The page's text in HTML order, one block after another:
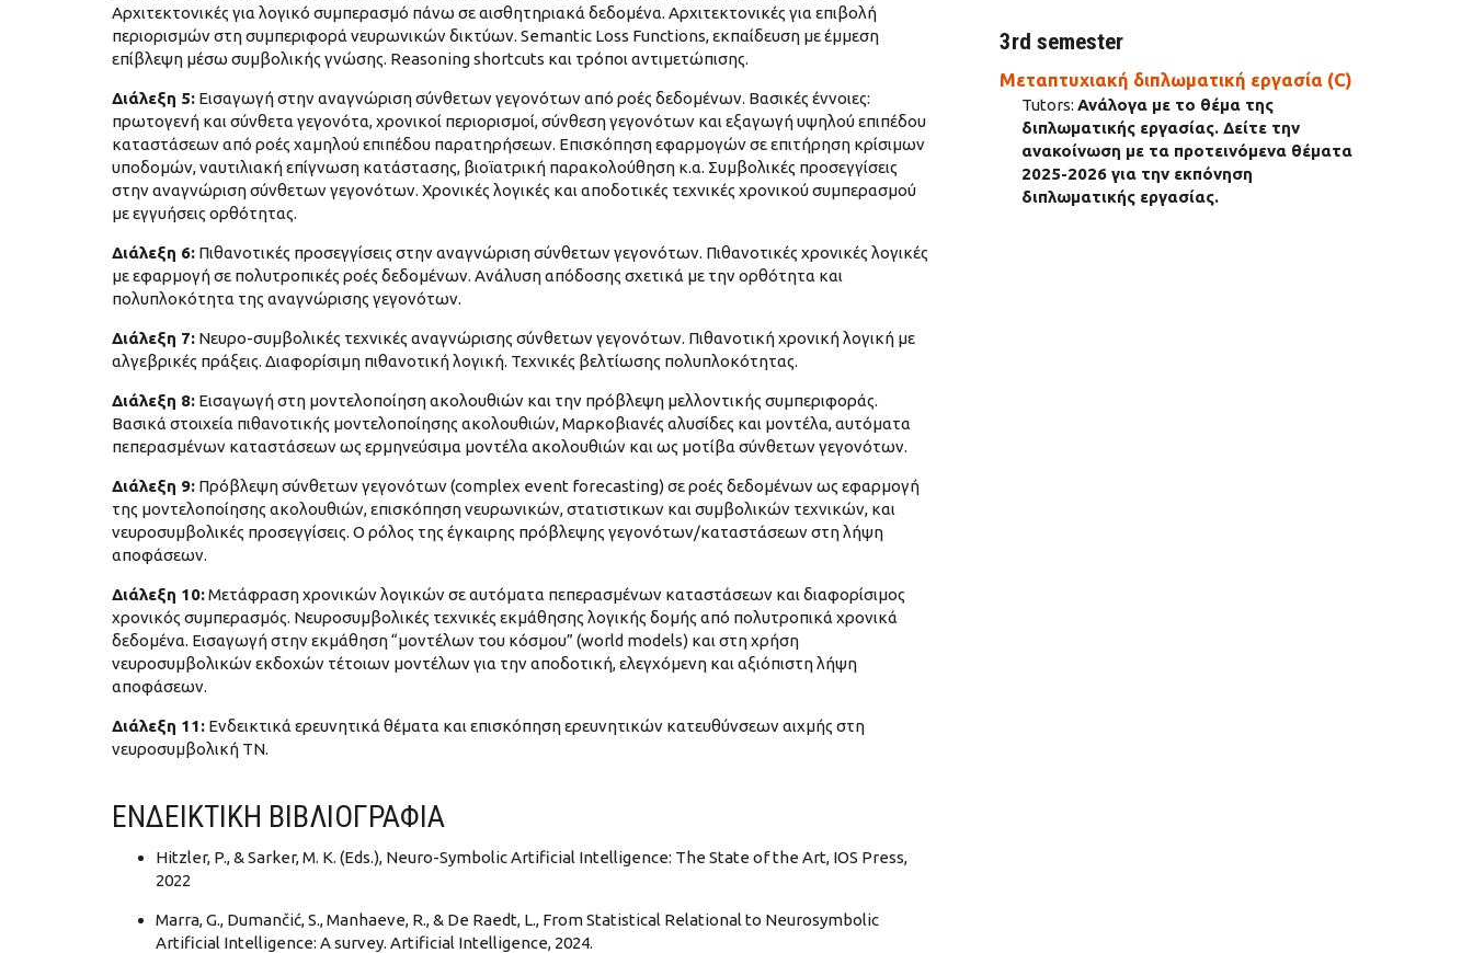
Αρχιτεκτονικές για λογικό συμπερασμό πάνω σε αισθητηριακά δεδομένα. Αρχιτεκτονικές για επιβολή
περιορισμών στη συμπεριφορά νευρωνικών δικτύων. Semantic Loss Functions, εκπαίδευση με έμμεση
επίβλεψη μέσω συμβολικής γνώσης. Reasoning shortcuts και τρόποι αντιμετώπισης.
Διάλεξη 5: Εισαγωγή στην αναγνώριση σύνθετων γεγονότων από ροές δεδομένων. Βασικές έννοιες:
πρωτογενή και σύνθετα γεγονότα, χρονικοί περιορισμοί, σύνθεση γεγονότων και εξαγωγή υψηλού επιπέδου
καταστάσεων από ροές χαμηλού επιπέδου παρατηρήσεων. Επισκόπηση εφαρμογών σε επιτήρηση κρίσιμων
υποδομών, ναυτιλιακή επίγνωση κατάστασης, βιοϊατρική παρακολούθηση κ.α. Συμβολικές προσεγγίσεις
στην αναγνώριση σύνθετων γεγονότων. Χρονικές λογικές και αποδοτικές τεχνικές χρονικού συμπερασμού
με εγγυήσεις ορθότητας.
Διάλεξη 6: Πιθανοτικές προσεγγίσεις στην αναγνώριση σύνθετων γεγονότων. Πιθανοτικές χρονικές λογικές
με εφαρμογή σε πολυτροπικές ροές δεδομένων. Ανάλυση απόδοσης σχετικά με την ορθότητα και
πολυπλοκότητα της αναγνώρισης γεγονότων.
Διάλεξη 7: Νευρο-συμβολικές τεχνικές αναγνώρισης σύνθετων γεγονότων. Πιθανοτική χρονική λογική με
αλγεβρικές πράξεις. Διαφορίσιμη πιθανοτική λογική. Τεχνικές βελτίωσης πολυπλοκότητας.
Διάλεξη 8: Εισαγωγή στη μοντελοποίηση ακολουθιών και την πρόβλεψη μελλοντικής συμπεριφοράς.
Βασικά στοιχεία πιθανοτικής μοντελοποίησης ακολουθιών, Μαρκοβιανές αλυσίδες και μοντέλα, αυτόματα
πεπερασμένων καταστάσεων ως ερμηνεύσιμα μοντέλα ακολουθιών και ως μοτίβα σύνθετων γεγονότων.
Διάλεξη 9: Πρόβλεψη σύνθετων γεγονότων (complex event forecasting) σε ροές δεδομένων ως εφαρμογή
της μοντελοποίησης ακολουθιών, επισκόπηση νευρωνικών, στατιστικων και συμβολικών τεχνικών, και
νευροσυμβολικές προσεγγίσεις. Ο ρόλος της έγκαιρης πρόβλεψης γεγονότων/καταστάσεων στη λήψη
αποφάσεων.
Διάλεξη 10:Μετάφραση χρονικών λογικών σε αυτόματα πεπερασμένων καταστάσεων και διαφορίσιμος
χρονικός συμπερασμός. Νευροσυμβολικές τεχνικές εκμάθησης λογικής δομής από πολυτροπικά χρονικά
δεδομένα. Εισαγωγή στην εκμάθηση “μοντέλων του κόσμου” (world models) και στη χρήση
νευροσυμβολικών εκδοχών τέτοιων μοντέλων για την αποδοτική, ελεγχόμενη και αξιόπιστη λήψη
αποφάσεων.
Διάλεξη 11: Ενδεικτικά ερευνητικά θέματα και επισκόπηση ερευνητικών κατευθύνσεων αιχμής στη
νευροσυμβολική ΤΝ.
ΕΝΔΕΙΚΤΙΚΗ ΒΙΒΛΙΟΓΡΑΦΙΑ
Hitzler, P., & Sarker, M. K. (Eds.), Neuro-Symbolic Artificial Intelligence: The State of the Art, IOS Press,
2022
Marra, G., Dumančić, S., Manhaeve, R., & De Raedt, L., From Statistical Relational to Neurosymbolic
Artificial Intelligence: A survey. Artificial Intelligence, 2024.
3rd semester
Μεταπτυχιακή διπλωματική εργασία (C)
Tutors: Ανάλογα με το θέμα της
διπλωματικής εργασίας. Δείτε την
ανακοίνωση με τα προτεινόμενα θέματα
2025-2026 για την εκπόνηση
διπλωματικής εργασίας.